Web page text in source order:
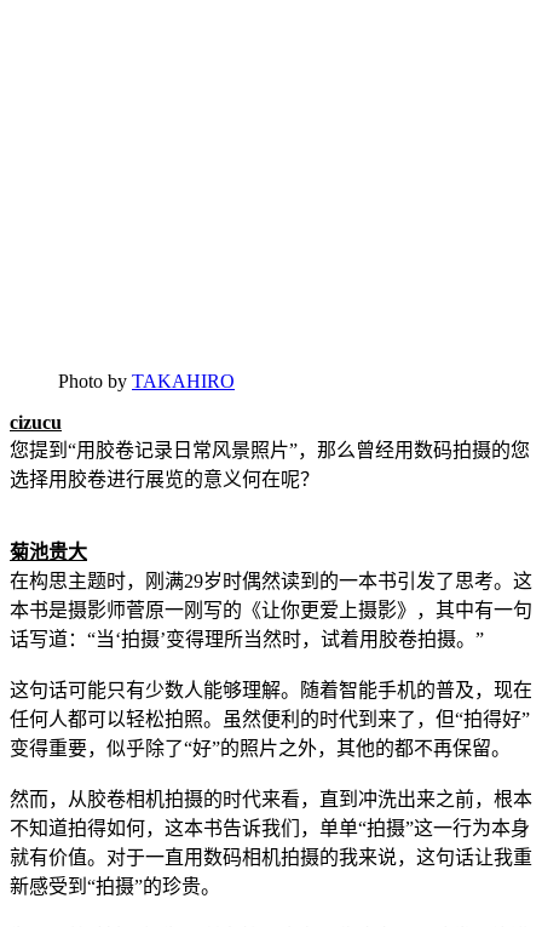
Photo by TAKAHIRO
cizucu
您提到“用胶卷记录日常风景照片”，那么曾经用数码拍摄的您
选择用胶卷进行展览的意义何在呢？
菊池贵大
在构思主题时，刚满29岁时偶然读到的一本书引发了思考。这
本书是摄影师菅原一刚写的《让你更爱上摄影》，其中有一句
话写道：“当‘拍摄’变得理所当然时，试着用胶卷拍摄。”
这句话可能只有少数人能够理解。随着智能手机的普及，现在
任何人都可以轻松拍照。虽然便利的时代到来了，但“拍得好”
变得重要，似乎除了“好”的照片之外，其他的都不再保留。
然而，从胶卷相机拍摄的时代来看，直到冲洗出来之前，根本
不知道拍得如何，这本书告诉我们，单单“拍摄”这一行为本身
就有价值。对于一直用数码相机拍摄的我来说，这句话让我重
新感受到“拍摄”的珍贵。